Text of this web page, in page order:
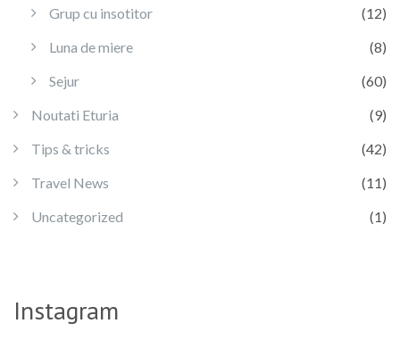
Grup cu insotitor
(12)
Luna de miere
(8)
Sejur
(60)
Noutati Eturia
(9)
Tips & tricks
(42)
Travel News
(11)
Uncategorized
(1)
Instagram